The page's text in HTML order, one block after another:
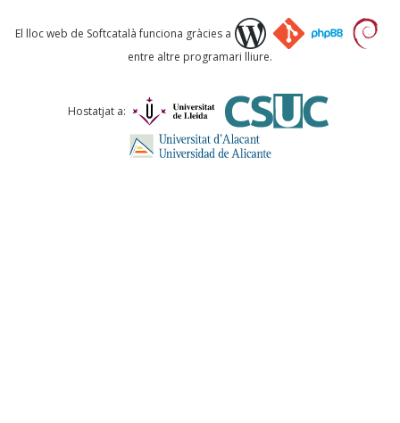
Què proposeu?
Comentari *
El lloc web de Softcatalà funciona gràcies a
entre altre programari lliure.
Hostatjat a: